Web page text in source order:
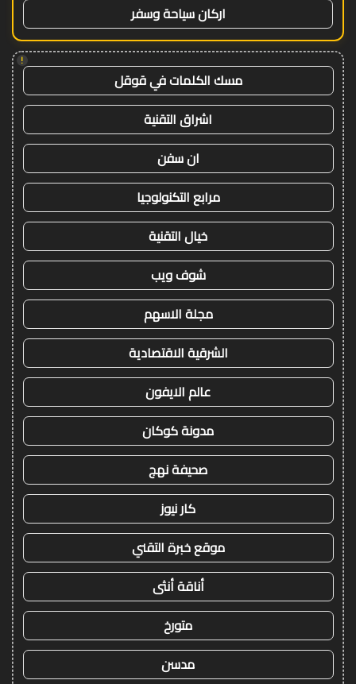
اركان سياحة وسفر
!
مسك الكلمات في قوقل
اشراق التقنية
ان سفن
مرابع التكنولوجيا
خيال التقنية
شوف ويب
مجلة الاسهم
الشرقية الاقتصادية
عالم الايفون
مدونة كوكان
صحيفة نهج
كار نيوز
موقع خبرة التقني
أناقة أنثى
متورخ
مدسن